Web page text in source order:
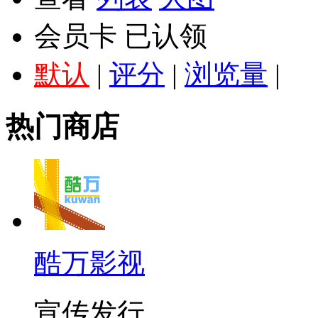
会员卡 已认领
默认 | 评分 | 浏览量 |
热门商店
酷万影视